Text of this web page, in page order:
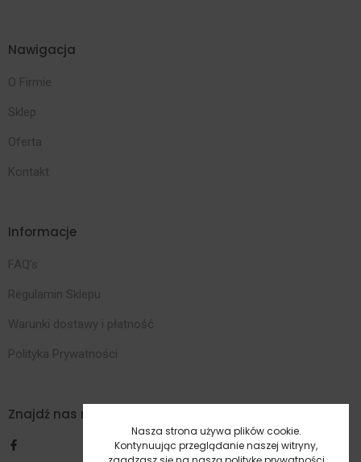
Nawigacja
O Firmie
Sklep
Oferta
Kontakt
Informacje
FAQ’s
Regulamin Sklepu
Warunki dostawy i płatność
Polityka Prywatności
Znajdź nas na Facebooku
Nasza strona używa plików cookie.
Kontynuując przeglądanie naszej witryny,